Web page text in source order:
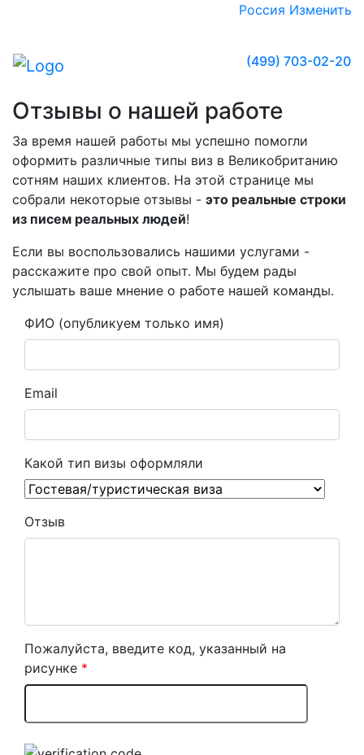
Россия Изменить
(499) 703-02-20
Отзывы о нашей работе
За время нашей работы мы успешно помогли
оформить различные типы виз в Великобританию
сотням наших клиентов. На этой странице мы
собрали некоторые отзывы - это реальные строки
из писем реальных людей!
Если вы воспользовались нашими услугами -
расскажите про свой опыт. Мы будем рады
услышать ваше мнение о работе нашей команды.
ФИО (опубликуем только имя)
Email
Какой тип визы оформляли
Отзыв
Пожалуйста, введите код, указанный на
рисунке *